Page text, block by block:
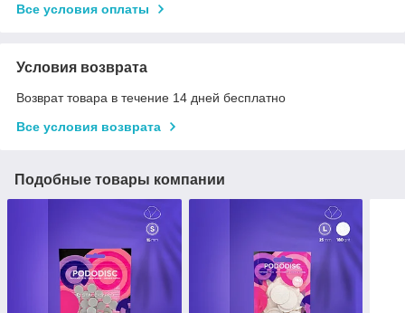
Все условия оплаты
Условия возврата
Возврат товара в течение 14 дней бесплатно
Все условия возврата
Подобные товары компании